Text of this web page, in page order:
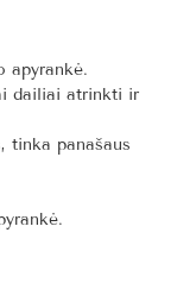
apyrankė.
dailiai atrinkti ir
tinka panašaus